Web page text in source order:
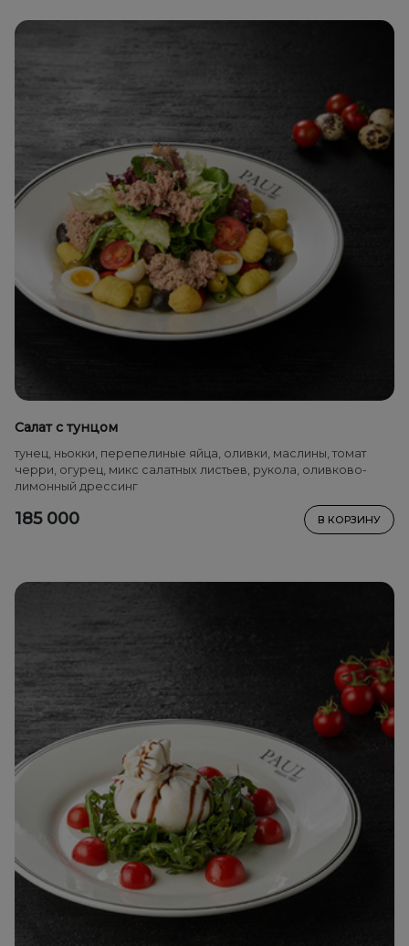
Салат с тунцом
тунец, ньокки, перепелиные яйца, оливки, маслины, томат
черри, огурец, микс салатных листьев, рукола, оливково-
лимонный дрессинг
185 000 В КОРЗИНУ